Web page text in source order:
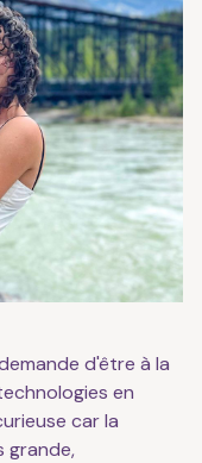
d'être à la
en
car la
grande,